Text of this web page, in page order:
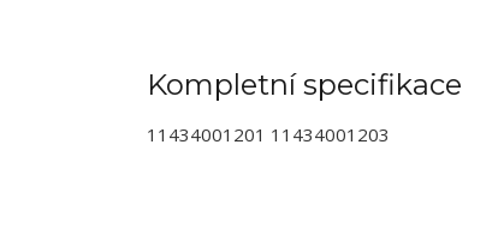
Kompletní specifikace
11434001201 11434001203